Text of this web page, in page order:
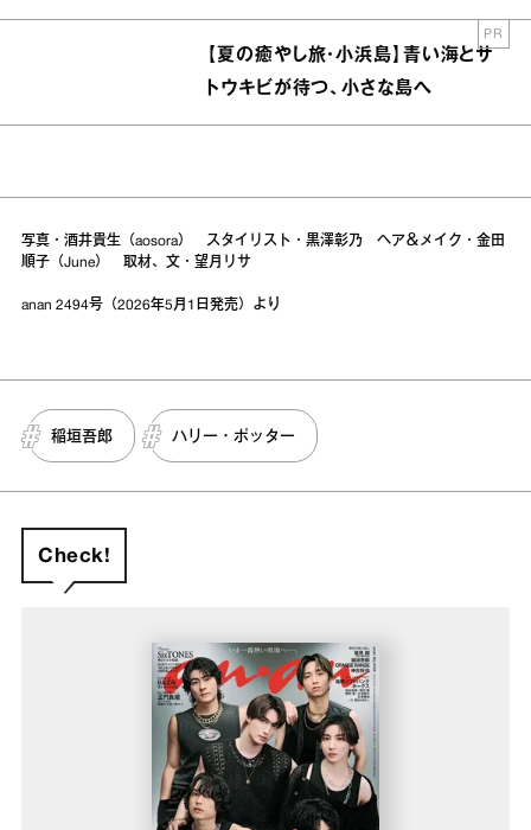
【夏の癒やし旅・小浜島】青い海とサ
トウキビが待つ、小さな島へ
PR
写真・酒井貴生（aosora） スタイリスト・黒澤彰乃 ヘア＆メイク・金田
順子（June） 取材、文・望月リサ
anan 2494号（2026年5月1日発売）より
稲垣吾郎 ハリー・ポッター
Check!